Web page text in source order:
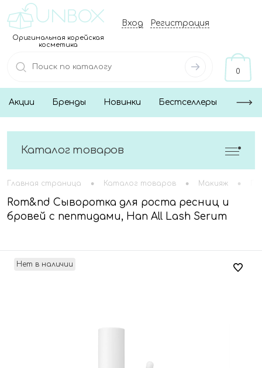
Оригинальная корейская
косметика
Вход Регистрация
0
Акции Бренды Новинки Бестселлеры
Каталог товаров
Главная страница • Каталог товаров • Макияж •
Rom&nd Сыворотка для роста ресниц и
бровей с пептидами, Han All Lash Serum
Нет в наличии